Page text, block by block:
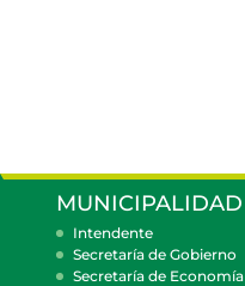
MUNICIPALIDAD
Intendente
Secretaría de Gobierno
Secretaría de Economía